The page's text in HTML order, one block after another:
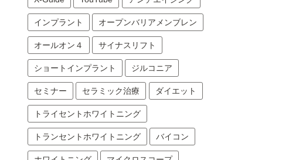
インプラント オープンバリアメンブレン
オールオン４ サイナスリフト
ショートインプラント ジルコニア
セミナー セラミック治療 ダイエット
トライセントホワイトニング
トランセントホワイトニング バイコン